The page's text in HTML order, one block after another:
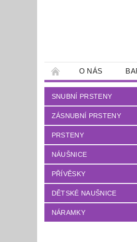
O NÁS
SNUBNÍ PRSTENY
ZÁSNUBNÍ PRSTENY
PRSTENY
NÁUŠNICE
PŘÍVĚSKY
DĚTSKÉ NAUŠNICE
NÁRAMKY